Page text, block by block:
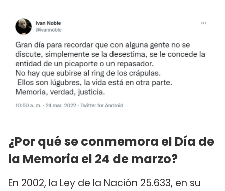
¿Por qué se conmemora el Día de
la Memoria el 24 de marzo?
En 2002, la Ley de la Nación 25.633, en su